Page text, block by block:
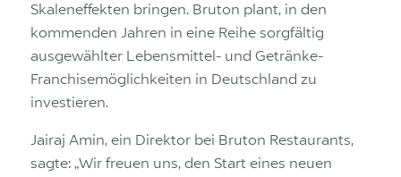
Skaleneffekten bringen. Bruton plant, in den
kommenden Jahren in eine Reihe sorgfältig
ausgewählter Lebensmittel- und Getränke-
Franchisemöglichkeiten in Deutschland zu
investieren.
Jairaj Amin, ein Direktor bei Bruton Restaurants,
sagte: „Wir freuen uns, den Start eines neuen